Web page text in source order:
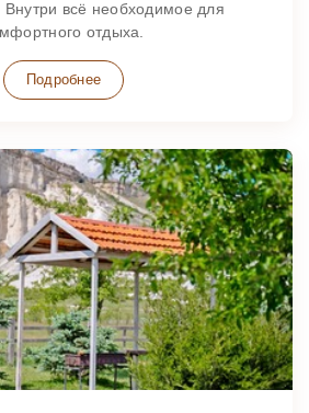
Внутри всё необходимое для
отдыха.
Подробнее